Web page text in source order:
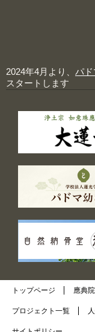
2024年4月より、 パド
スタートします
トップページ 應典
プロジェクト一覧